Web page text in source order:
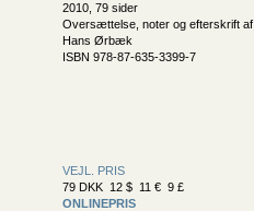
2010, 79 sider
Oversættelse, noter og efterskrift af
Hans Ørbæk
ISBN 978-87-635-3399-7
VEJL. PRIS
79 DKK 12 $ 11 € 9 £
ONLINEPRIS